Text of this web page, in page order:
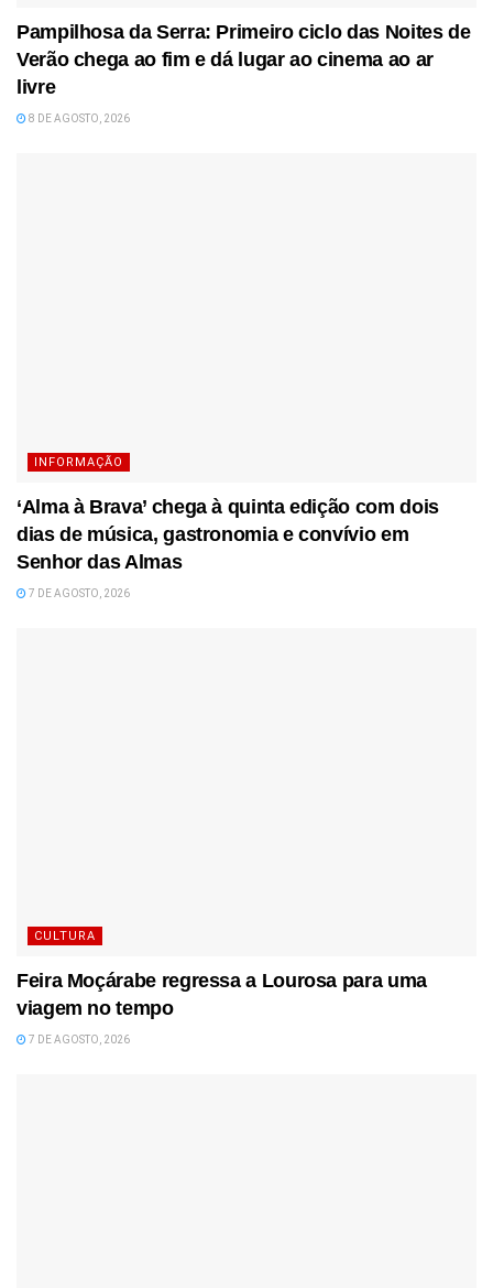
Pampilhosa da Serra: Primeiro ciclo das Noites de
Verão chega ao fim e dá lugar ao cinema ao ar
livre
8 DE AGOSTO, 2026
INFORMAÇÃO
‘Alma à Brava’ chega à quinta edição com dois
dias de música, gastronomia e convívio em
Senhor das Almas
7 DE AGOSTO, 2026
CULTURA
Feira Moçárabe regressa a Lourosa para uma
viagem no tempo
7 DE AGOSTO, 2026